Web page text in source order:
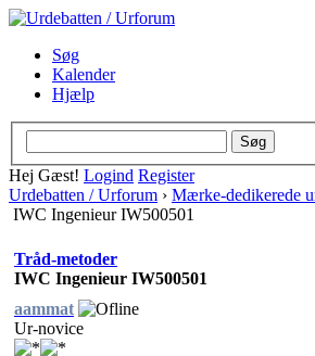
Søg
Kalender
Hjælp
Hej Gæst! Logind Register
Urdebatten / Urforum › Mærke-dedikerede
IWC Ingenieur IW500501
Tråd-metoder
IWC Ingenieur IW500501
aammat
Ur-novice